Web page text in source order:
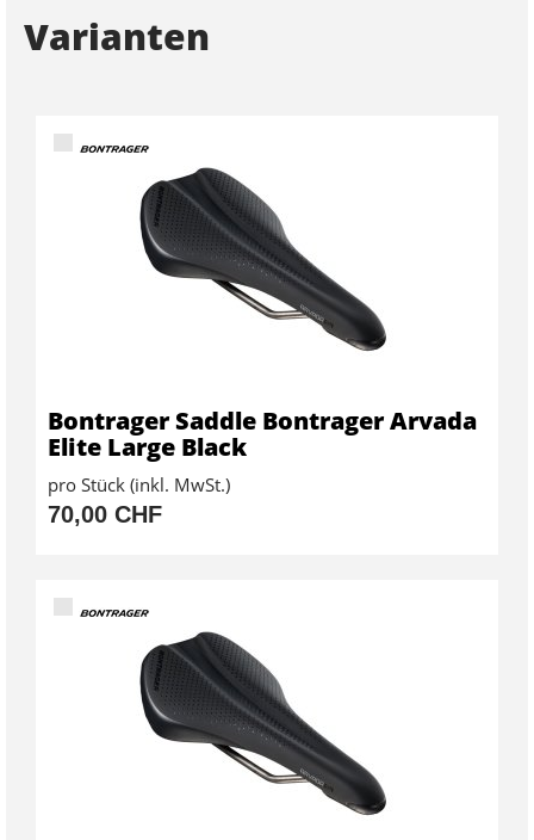
Varianten
Bontrager Saddle Bontrager Arvada
Elite Large Black
pro Stück (inkl. MwSt.)
70,00 CHF